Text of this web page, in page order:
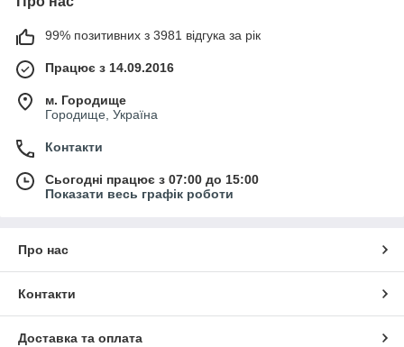
99% позитивних з 3981 відгука за рік
Працює з 14.09.2016
м. Городище
Городище, Україна
Контакти
Сьогодні працює з 07:00 до 15:00
Показати весь графік роботи
Про нас
Контакти
Доставка та оплата